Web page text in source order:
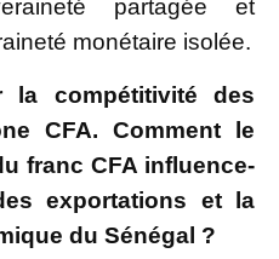
partagée et
monétaire isolée.
la compétitivité des
CFA. Comment le
franc CFA influence-
exportations et la
du Sénégal ?